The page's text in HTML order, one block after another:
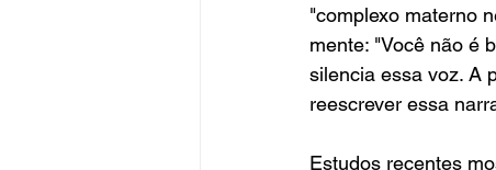
"complexo materno
mente: "Você não é
silencia essa voz. A
reescrever essa
Estudos recentes